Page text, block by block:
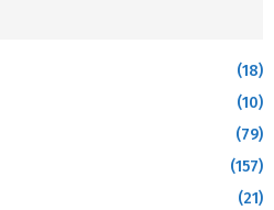
(18)
(10)
(79)
(157)
(21)